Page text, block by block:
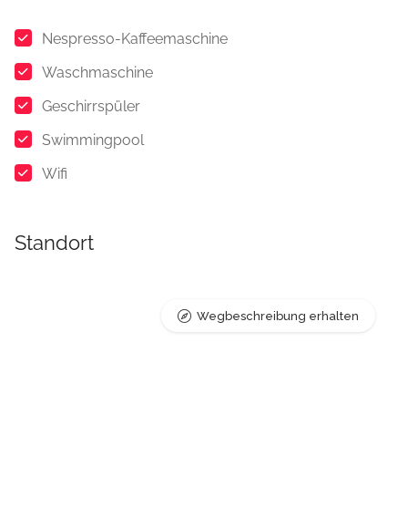
Nespresso-Kaffeemaschine
Waschmaschine
Geschirrspüler
Swimmingpool
Wifi
Standort
Wegbeschreibung erhalten